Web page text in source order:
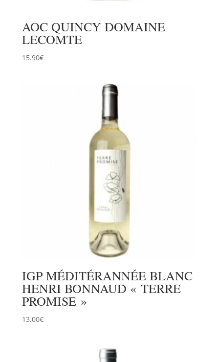
AOC QUINCY DOMAINE
LECOMTE
15.90€
IGP MÉDITÉRANNÉE BLANC
HENRI BONNAUD « TERRE
PROMISE »
13.00€